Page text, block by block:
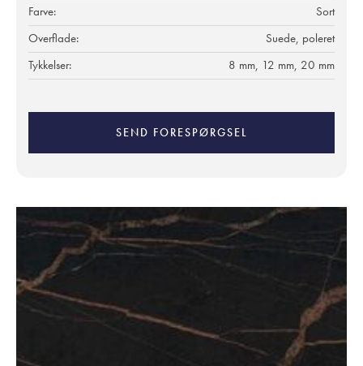
Farve:
Sort
Overflade:
Suede, poleret
Tykkelser:
8 mm, 12 mm, 20 mm
SEND FORESPØRGSEL